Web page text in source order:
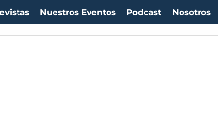
Nuestros Eventos Podcast Nosotros